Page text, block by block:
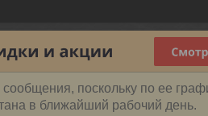
поскольку по ее
в ближайший рабочий день.